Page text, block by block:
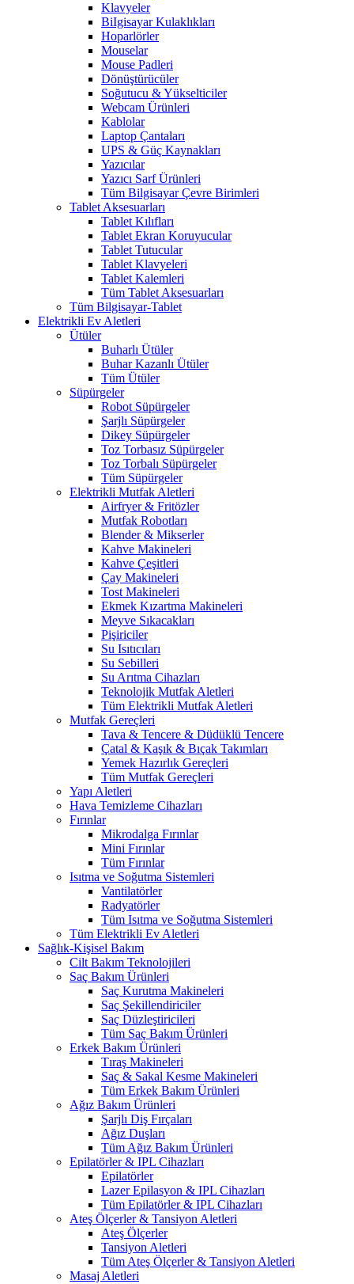
Klavyeler
BiIgisayar Kulaklıkları
Hoparlörler
Mouselar
Mouse Padleri
Dönüştürücüler
Soğutucu & Yükselticiler
Webcam Ürünleri
Kablolar
Laptop Çantaları
UPS & Güç Kaynakları
Yazıcılar
Yazıcı Sarf Ürünleri
Tüm Bilgisayar Çevre Birimleri
Tablet Aksesuarları
Tablet Kılıfları
Tablet Ekran Koruyucular
Tablet Tutucular
Tablet Klavyeleri
Tablet Kalemleri
Tüm Tablet Aksesuarları
Tüm Bilgisayar-Tablet
Elektrikli Ev Aletleri
Ütüler
Buharlı Ütüler
Buhar Kazanlı Ütüler
Tüm Ütüler
Süpürgeler
Robot Süpürgeler
Şarjlı Süpürgeler
Dikey Süpürgeler
Toz Torbasız Süpürgeler
Toz Torbalı Süpürgeler
Tüm Süpürgeler
Elektrikli Mutfak Aletleri
Airfryer & Fritözler
Mutfak Robotları
Blender & Mikserler
Kahve Makineleri
Kahve Çeşitleri
Çay Makineleri
Tost Makineleri
Ekmek Kızartma Makineleri
Meyve Sıkacakları
Pişiriciler
Su Isıtıcıları
Su Sebilleri
Su Arıtma Cihazları
Teknolojik Mutfak Aletleri
Tüm Elektrikli Mutfak Aletleri
Mutfak Gereçleri
Tava & Tencere & Düdüklü Tencere
Çatal & Kaşık & Bıçak Takımları
Yemek Hazırlık Gereçleri
Tüm Mutfak Gereçleri
Yapı Aletleri
Hava Temizleme Cihazları
Fırınlar
Mikrodalga Fırınlar
Mini Fırınlar
Tüm Fırınlar
Isıtma ve Soğutma Sistemleri
Vantilatörler
Radyatörler
Tüm Isıtma ve Soğutma Sistemleri
Tüm Elektrikli Ev Aletleri
Sağlık-Kişisel Bakım
Cilt Bakım Teknolojileri
Saç Bakım Ürünleri
Saç Kurutma Makineleri
Saç Şekillendiriciler
Saç Düzleştiricileri
Tüm Saç Bakım Ürünleri
Erkek Bakım Ürünleri
Tıraş Makineleri
Saç & Sakal Kesme Makineleri
Tüm Erkek Bakım Ürünleri
Ağız Bakım Ürünleri
Şarjlı Diş Fırçaları
Ağız Duşları
Tüm Ağız Bakım Ürünleri
Epilatörler & IPL Cihazları
Epilatörler
Lazer Epilasyon & IPL Cihazları
Tüm Epilatörler & IPL Cihazları
Ateş Ölçerler & Tansiyon Aletleri
Ateş Ölçerler
Tansiyon Aletleri
Tüm Ateş Ölçerler & Tansiyon Aletleri
Masaj Aletleri